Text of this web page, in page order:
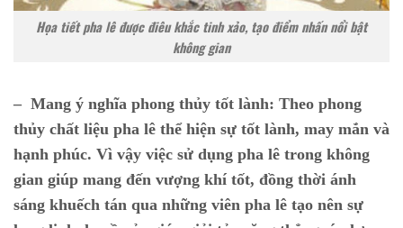
Họa tiết pha lê được điêu khắc tinh xảo, tạo điểm nhấn nổi bật
không gian
– Mang ý nghĩa phong thủy tốt lành: Theo phong
thủy chất liệu pha lê thể hiện sự tốt lành, may mắn và
hạnh phúc. Vì vậy việc sử dụng pha lê trong không
gian giúp mang đến vượng khí tốt, đồng thời ánh
sáng khuếch tán qua những viên pha lê tạo nên sự